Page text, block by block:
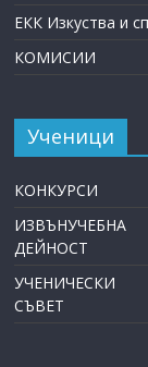
ЕКК Изкуства и
КОМИСИИ
Ученици
КОНКУРСИ
ИЗВЪНУЧЕБНА
ДЕЙНОСТ
УЧЕНИЧЕСКИ
СЪВЕТ